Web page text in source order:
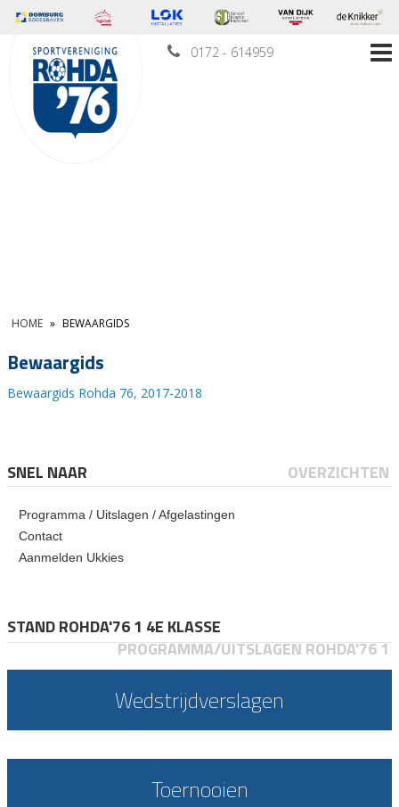
0172 - 614959
HOME » BEWAARGIDS
Bewaargids
Bewaargids Rohda 76, 2017-2018
SNEL NAAR OVERZICHTEN
Programma / Uitslagen / Afgelastingen
Contact
Aanmelden Ukkies
STAND ROHDA'76 1 4E KLASSE
PROGRAMMA/UITSLAGEN ROHDA'76 1
Wedstrijdverslagen
Toernooien